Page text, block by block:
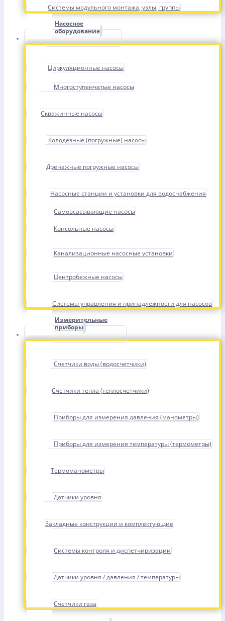
Системы модульного монтажа, узлы, группы
Насосное
оборудование
Циркуляционные насосы
Многоступенчатые насосы
Скважинные насосы
Колодезные (погружные) насосы
Дренажные погружные насосы
Насосные станции и установки для водоснабжения
Самовсасывающие насосы
Консольные насосы
Канализационные насосные установки
Центробежные насосы
Системы управления и принадлежности для насосов
Измерительные
приборы
Счетчики воды (водосчетчики)
Счетчики тепла (теплосчетчики)
Приборы для измерения давления (манометры)
Приборы для измерения температуры (термометры)
Термоманометры
Датчики уровня
Закладные конструкции и комплектующие
Системы контроля и диспетчиризации
Датчики уровня / давления / температуры
Счетчики газа